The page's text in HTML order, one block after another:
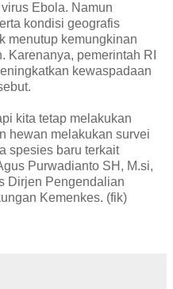
Ebola. Namun
kondisi geografis
menutup kemungkinan
Karenanya, pemerintah RI
kewaspadaan
kita tetap melakukan
hewan melakukan survei
spesies baru terkait
Purwadianto SH, M.si,
Dirjen Pengendalian
Kemenkes. (fik)